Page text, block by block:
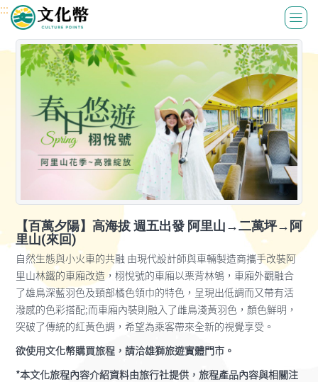
:::
:::
【百萬夕陽】高海拔 週五出發 阿里山→二萬坪→阿
里山(來回)
自然生態與小火車的共融 由現代設計師與車輛製造商攜手改裝阿
里山林鐵的車廂改造，栩悅號的車廂以栗背林鴝，車廂外觀融合
了雄鳥深藍羽色及頸部橘色領巾的特色，呈現出低調而又帶有活
潑感的色彩搭配;而車廂內裝則融入了雌鳥淺黃羽色，顏色鮮明，
突破了傳統的紅黃色調，希望為乘客帶來全新的視覺享受。
欲使用文化幣購買旅程，請洽雄獅旅遊實體門市。
*本文化旅程內容介紹資料由旅行社提供，旅程產品內容與相關注